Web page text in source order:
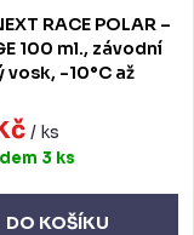
RACE POLAR –
100 ml., závodní
vosk, -10°C až
/ ks
3 ks
DO KOŠÍKU